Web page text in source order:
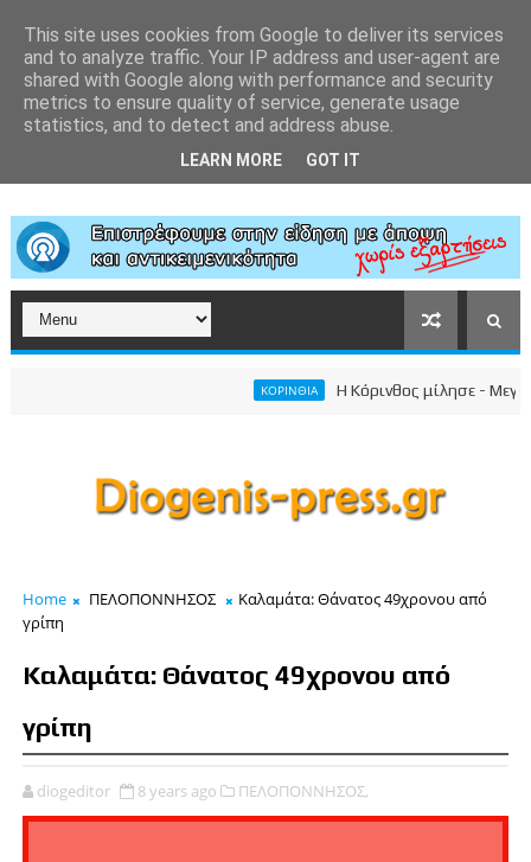
ΚΟΡΙΝΘΙΑ Η Κόρινθος μίλησε -
Home ΠΕΛΟΠΟΝΝΗΣΟΣ
Καλαμάτα: Θάνατος 49χρονου από
γρίπη
Καλαμάτα: Θάνατος 49χρονου από
γρίπη
diogeditor 8 years ago ΠΕΛΟΠΟΝΝΗΣΟΣ,
This site uses cookies from Google to deliver its services
and to analyze traffic. Your IP address and user-agent are
shared with Google along with performance and security
metrics to ensure quality of service, generate usage
statistics, and to detect and address abuse.
LEARN MORE GOT IT